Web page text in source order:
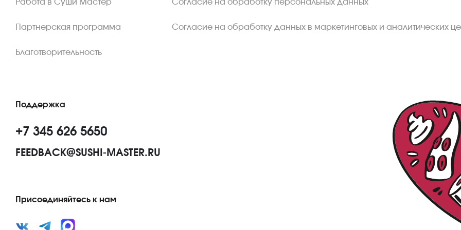
Работа в Суши Мастер
Партнерская программа
Благотворительность
Согласие на обработку персональных данных
Согласие на обработку данных в маркетинговых и аналитических
Поддержка
+7 345 626 5650
FEEDBACK@SUSHI-MASTER.RU
Присоединяйтесь к нам